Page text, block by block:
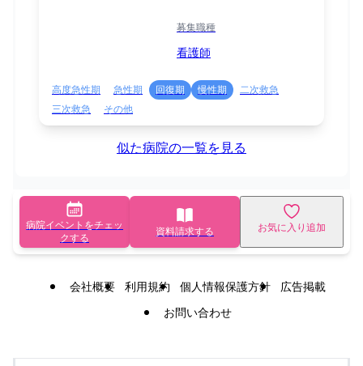
募集職種
看護師
高度急性期 急性期 回復期 慢性期
二次救急
三次救急
その他
似た病院の一覧を見る
病院イベントをチェッ
クする
資料請求する お気に入り追加
会社概要 利用規約 個人情報保護方針
広告掲載
お問い合わせ